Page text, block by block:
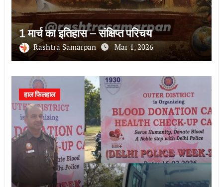
1 मार्च का इतिहास – संक्षिप्त परिचय
Rashtra Samarpan Mar 1, 2026
हाल फिलहाल